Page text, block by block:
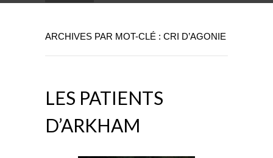
ARCHIVES PAR MOT-CLÉ : CRI D’AGONIE
LES PATIENTS
D’ARKHAM